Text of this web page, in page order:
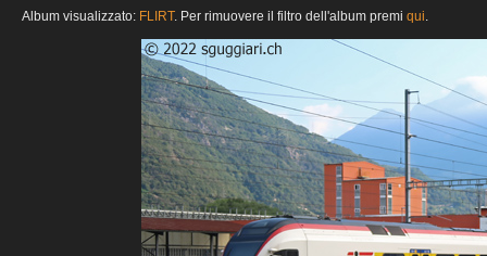
Album visualizzato: FLIRT. Per rimuovere il filtro dell'album premi qui.